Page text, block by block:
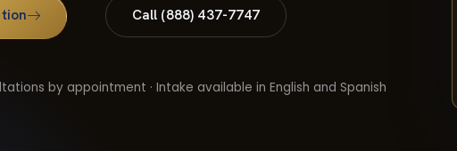
Call (888) 437-7747
by appointment · Intake available in English and Spanish